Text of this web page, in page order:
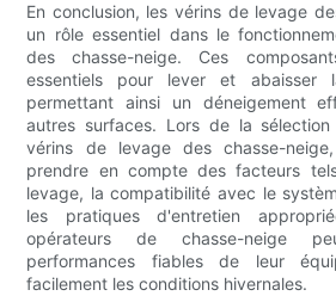
En conclusion, les vérins de levage
un rôle essentiel dans le
des chasse-neige. Ces
essentiels pour lever et abaisser
permettant ainsi un déneigement
autres surfaces. Lors de la
vérins de levage des chasse-
prendre en compte des facteurs
levage, la compatibilité avec le
les pratiques d'entretien
opérateurs de chasse-neige
performances fiables de leur
facilement les conditions hivernales.